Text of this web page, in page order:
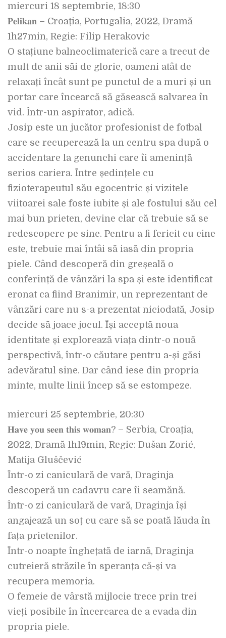
miercuri 18 septembrie, 18:30
𝐏𝐞𝐥𝐢𝐤𝐚𝐧 – Croația, Portugalia, 2022, Dramă
1h27min, Regie: Filip Herakovic
O stațiune balneoclimaterică care a trecut de
mult de anii săi de glorie, oameni atât de
relaxați încât sunt pe punctul de a muri și un
portar care încearcă să găsească salvarea în
vid. Într-un aspirator, adică.
Josip este un jucător profesionist de fotbal
care se recuperează la un centru spa după o
accidentare la genunchi care îi amenință
serios cariera. Între ședințele cu
fizioterapeutul său egocentric și vizitele
viitoarei sale foste iubite și ale fostului său cel
mai bun prieten, devine clar că trebuie să se
redescopere pe sine. Pentru a fi fericit cu cine
este, trebuie mai întâi să iasă din propria
piele. Când descoperă din greșeală o
conferință de vânzări la spa și este identificat
eronat ca fiind Branimir, un reprezentant de
vânzări care nu s-a prezentat niciodată, Josip
decide să joace jocul. Își acceptă noua
identitate și explorează viața dintr-o nouă
perspectivă, într-o căutare pentru a-și găsi
adevăratul sine. Dar când iese din propria
minte, multe linii încep să se estompeze.
miercuri 25 septembrie, 20:30
𝐇𝐚𝐯𝐞 𝐲𝐨𝐮 𝐬𝐞𝐞𝐧 𝐭𝐡𝐢𝐬 𝐰𝐨𝐦𝐚𝐧? – Serbia, Croația,
2022, Dramă 1h19min, Regie: Dušan Zorić,
Matija Gluščević
Într-o zi caniculară de vară, Draginja
descoperă un cadavru care îi seamănă.
Într-o zi caniculară de vară, Draginja își
angajează un soț cu care să se poată lăuda în
fața prietenilor.
Într-o noapte înghețată de iarnă, Draginja
cutreieră străzile în speranța că-și va
recupera memoria.
O femeie de vârstă mijlocie trece prin trei
vieți posibile în încercarea de a evada din
propria piele.